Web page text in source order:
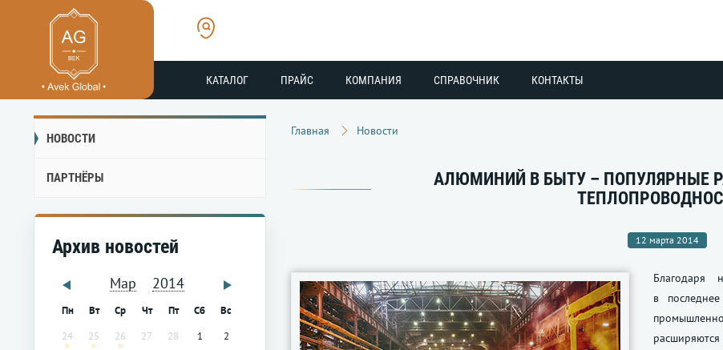
КАТАЛОГ ПРАЙС КОМПАНИЯ СПРАВОЧНИК КОНТАКТЫ
НОВОСТИ
ПАРТНЁРЫ
Архив новостей
Мар 2014
Пн Вт Ср Чт Пт Сб
Вс
24
25 26 27 28 1
2
Главная Новости
АЛЮМИНИЙ В БЫТУ – ПОПУЛЯРНЫЕ
12 марта 2014
Благодаря
в